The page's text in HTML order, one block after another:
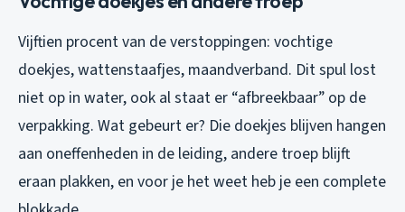
Vijftien procent van de verstoppingen: vochtige
doekjes, wattenstaafjes, maandverband. Dit spul lost
niet op in water, ook al staat er “afbreekbaar” op de
verpakking. Wat gebeurt er? Die doekjes blijven hangen
aan oneffenheden in de leiding, andere troep blijft
eraan plakken, en voor je het weet heb je een complete